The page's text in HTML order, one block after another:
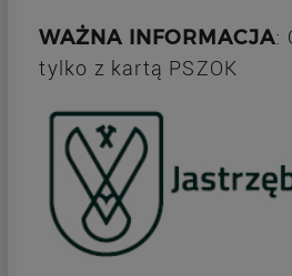
WAŻNA INFORMACJA:
tylko z kartą PSZOK